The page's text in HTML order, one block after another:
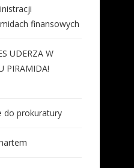
finansowych
UDERZA W
PIRAMIDA!
do prokuratury